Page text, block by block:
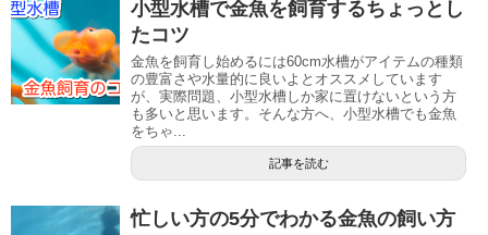
小型水槽で金魚を飼育するちょっとし
たコツ
金魚を飼育し始めるには60cm水槽がアイテムの種類
の豊富さや水量的に良いよとオススメしています
が、実際問題、小型水槽しか家に置けないという方
も多いと思います。そんな方へ、小型水槽でも金魚
をちゃ...
記事を読む
忙しい方の5分でわかる金魚の飼い方